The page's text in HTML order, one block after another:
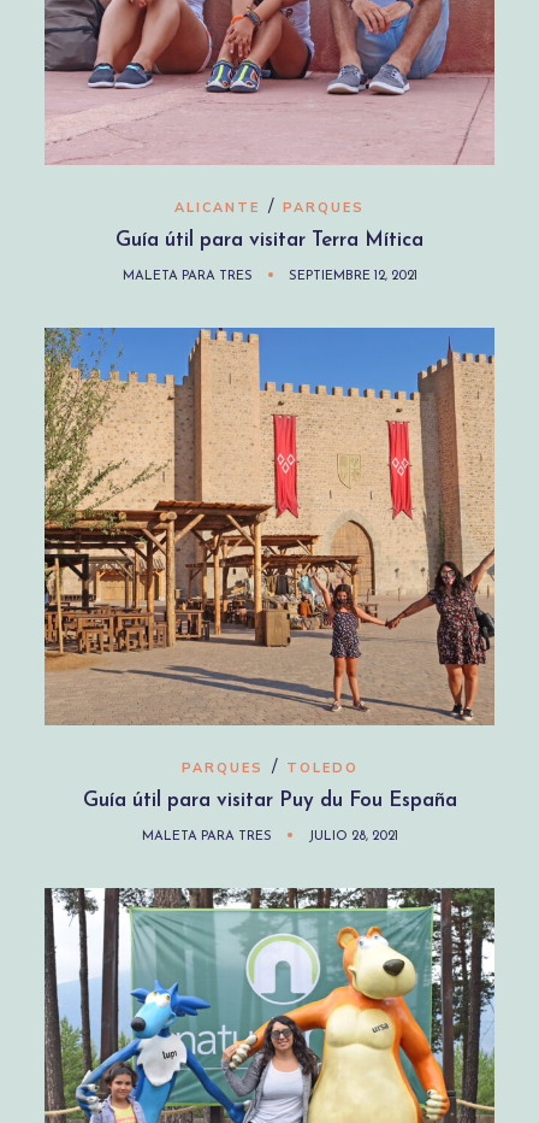
ALICANTE / PARQUES
Guía útil para visitar Terra Mítica
MALETA PARA TRES SEPTIEMBRE 12, 2021
PARQUES / TOLEDO
Guía útil para visitar Puy du Fou España
MALETA PARA TRES JULIO 28, 2021